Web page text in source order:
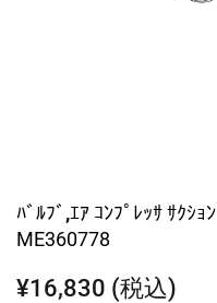
ﾊﾞﾙﾌﾞ,ｴｱ ｺﾝﾌﾟﾚｯｻ ｻｸｼｮﾝ
ME360778
¥16,830 (税込)